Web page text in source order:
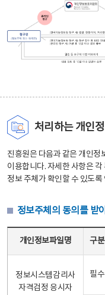
처리하는 개인
진흥원은 다음과 같은 개인정
이용합니다. 자세한 사항은
정보 주체가 확인할 수 있도
정보주체의 동의를 받
개인정보파일명 구분
정보시스템감리사
자격검정 응시자
필수